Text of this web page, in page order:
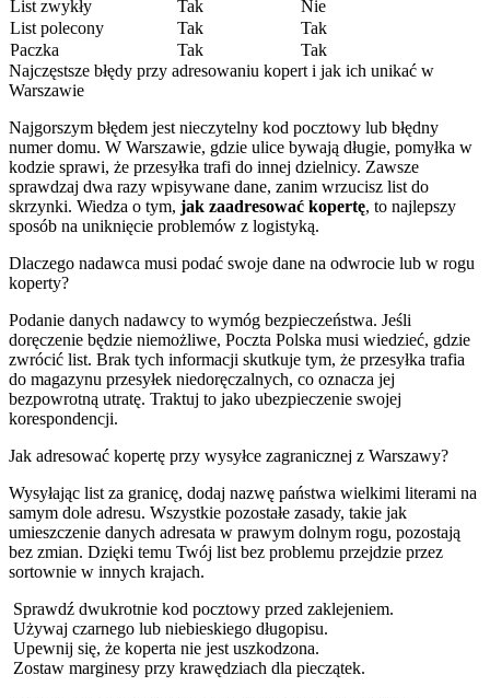
List zwykły
Tak
Nie
List polecony
Tak
Tak
Paczka
Tak
Tak
Najczęstsze błędy przy adresowaniu kopert i jak ich unikać w
Warszawie
Najgorszym błędem jest nieczytelny kod pocztowy lub błędny
numer domu. W Warszawie, gdzie ulice bywają długie, pomyłka w
kodzie sprawi, że przesyłka trafi do innej dzielnicy. Zawsze
sprawdzaj dwa razy wpisywane dane, zanim wrzucisz list do
skrzynki. Wiedza o tym, jak zaadresować kopertę, to najlepszy
sposób na uniknięcie problemów z logistyką.
Dlaczego nadawca musi podać swoje dane na odwrocie lub w rogu
koperty?
Podanie danych nadawcy to wymóg bezpieczeństwa. Jeśli
doręczenie będzie niemożliwe, Poczta Polska musi wiedzieć, gdzie
zwrócić list. Brak tych informacji skutkuje tym, że przesyłka trafia
do magazynu przesyłek niedoręczalnych, co oznacza jej
bezpowrotną utratę. Traktuj to jako ubezpieczenie swojej
korespondencji.
Jak adresować kopertę przy wysyłce zagranicznej z Warszawy?
Wysyłając list za granicę, dodaj nazwę państwa wielkimi literami na
samym dole adresu. Wszystkie pozostałe zasady, takie jak
umieszczenie danych adresata w prawym dolnym rogu, pozostają
bez zmian. Dzięki temu Twój list bez problemu przejdzie przez
sortownie w innych krajach.
Sprawdź dwukrotnie kod pocztowy przed zaklejeniem.
Używaj czarnego lub niebieskiego długopisu.
Upewnij się, że koperta nie jest uszkodzona.
Zostaw marginesy przy krawędziach dla pieczątek.